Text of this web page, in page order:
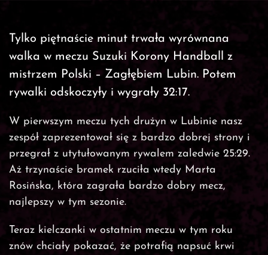
Tylko piętnaście minut trwała wyrównana
walka w meczu Suzuki Korony Handball z
mistrzem Polski – Zagłębiem Lubin. Potem
rywalki odskoczyły i wygrały 32:17.
W pierwszym meczu tych drużyn w Lubinie nasz
zespół zaprezentował się z bardzo dobrej strony i
przegrał z utytułowanym rywalem zaledwie 25:29.
Aż trzynaście bramek rzuciła wtedy Marta
Rosińska, która zagrała bardzo dobry mecz,
najlepszy w tym sezonie.
Teraz kielczanki w ostatnim meczu w tym roku
znów chciały pokazać, że potrafią napsuć krwi